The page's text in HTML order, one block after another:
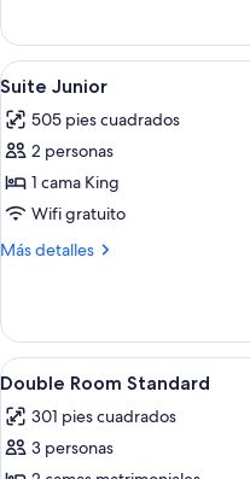
Room
Abrir
todas
las
fotos
de
Suite
Junior
4
Suite Junior
505 pies cuadrados
2 personas
1 cama King
Wifi gratuito
Más detalles
Más
Junior
Abrir
todas
las
fotos
4
Double Room Standard
301 pies cuadrados
3 personas